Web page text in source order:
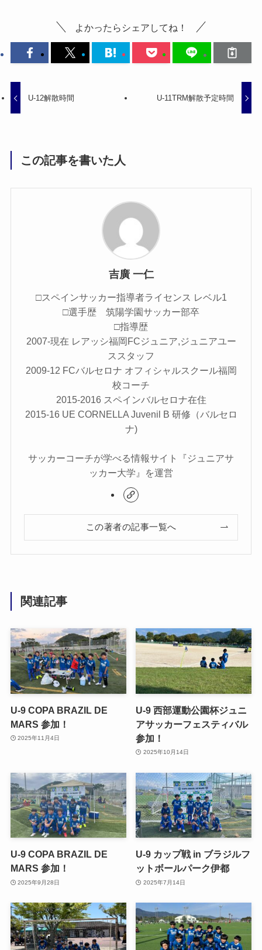
よかったらシェアしてね！
U-12解散時間 U-11TRM解散予定時間
この記事を書いた人
吉廣 一仁
□スペインサッカー指導者ライセンス レベル1
□選手歴 筑陽学園サッカー部卒
□指導歴
2007-現在 レアッシ福岡FCジュニア,ジュニアユー
ススタッフ
2009-12 FCバルセロナ オフィシャルスクール福岡
校コーチ
2015-2016 スペインバルセロナ在住
2015-16 UE CORNELLA Juvenil B 研修（バルセロ
ナ)
サッカーコーチが学べる情報サイト『ジュニアサ
ッカー大学』を運営
この著者の記事一覧へ
関連記事
U-9 COPA BRAZIL DE
MARS 参加！
2025年11月4日
U-9 西部運動公園杯ジュニ
アサッカーフェスティバル
参加！
2025年10月14日
U-9 COPA BRAZIL DE
MARS 参加！
2025年9月28日
U-9 カップ戦 in ブラジルフ
ットボールパーク伊都
2025年7月14日